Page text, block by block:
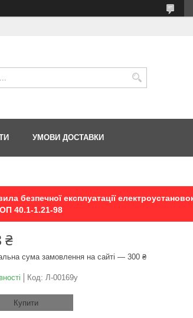
УМОВИ ДОСТАВКИ
безпечної експлуатації
40.1-1.21-98
₴
сума замовлення на сайті — 300 ₴
Код: Л-00169у
Купити